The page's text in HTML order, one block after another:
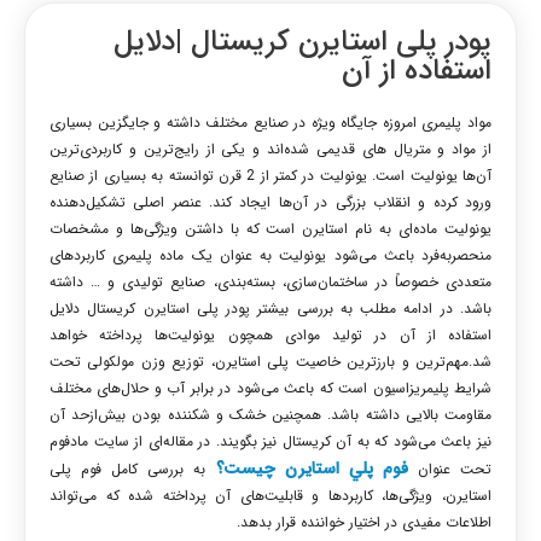
پودر پلی استایرن کریستال |دلایل
استفاده از آن
مواد پلیمری امروزه جایگاه ویژه در صنایع مختلف داشته و جایگزین بسیاری
از مواد و متریال های قدیمی شده‌اند و یکی از رایج‌ترین و کاربردی‌ترین
آن‌ها یونولیت است. یونولیت در کمتر از 2 قرن توانسته به بسیاری از صنایع
ورود کرده و انقلاب بزرگی در آن‌ها ایجاد کند. عنصر اصلی تشکیل‌دهنده
یونولیت ماده‌ای به نام استایرن است که با داشتن ویژگی‌ها و مشخصات
منحصربه‌فرد باعث می‌شود یونولیت به عنوان یک ماده پلیمری کاربردهای
متعددی خصوصاً در ساختمان‌سازی، بسته‌بندی، صنایع تولیدی و … داشته
باشد. در ادامه مطلب به بررسی بیشتر پودر پلی استایرن کریستال دلایل
استفاده از آن در تولید موادی همچون یونولیت‌ها پرداخته خواهد
شد.مهم‌ترین و بارزترین خاصیت پلی استایرن، توزیع وزن مولکولی تحت
شرایط پلیمریزاسیون است که باعث می‌شود در برابر آب و حلال‌های مختلف
مقاومت بالایی داشته باشد. همچنین خشک و شکننده بودن بیش‌ازحد آن
نیز باعث می‌شود که به آن کریستال نیز بگویند. در مقاله‌ای از سایت مادفوم
تحت عنوان فوم پلي استايرن چيست؟ به بررسی کامل فوم پلی
استایرن، ویژگی‌ها، کاربردها و قابلیت‌های آن پرداخته شده که می‌تواند
اطلاعات مفیدی در اختیار خواننده قرار بدهد.